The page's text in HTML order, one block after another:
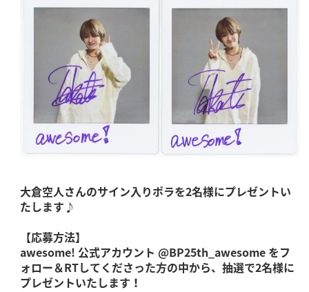
大倉空人さんのサイン入りポラを2名様にプレゼントい
たします♪
【応募方法】
awesome! 公式アカウント @BP25th_awesome をフ
ォロー＆RTしてくださった方の中から、抽選で2名様に
プレゼントいたします！